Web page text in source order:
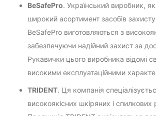
BeSafePro. Український виробник,
широкий асортимент засобів
BeSafePro виготовляються з
забезпечуючи надійний захист за
Рукавички цього виробника відомі
високими експлуатаційними
TRIDENT. Ця компанія
високоякісних шкіряних і спилкових